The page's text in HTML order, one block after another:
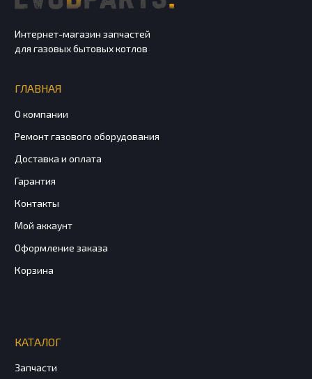
Интернет-магазин запчастей
для газовых бытовых котлов
ГЛАВНАЯ
О компании
Ремонт газового оборудования
Доставка и оплата
Гарантия
Контакты
Мой аккаунт
Оформление заказа
Корзина
КАТАЛОГ
Запчасти